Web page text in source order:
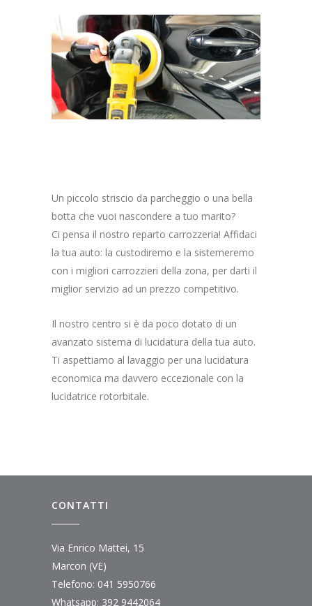
Un piccolo striscio da parcheggio o una bella
botta che vuoi nascondere a tuo marito?
Ci pensa il nostro reparto carrozzeria! Affidaci
la tua auto: la custodiremo e la sistemeremo
con i migliori carrozzieri della zona, per darti il
miglior servizio ad un prezzo competitivo.
Il nostro centro si è da poco dotato di un
avanzato sistema di lucidatura della tua auto.
Ti aspettiamo al lavaggio per una lucidatura
economica ma davvero eccezionale con la
lucidatrice rotorbitale.
CONTATTI
Via Enrico Mattei, 15
Marcon (VE)
Telefono: 041 5950766
Whatsapp: 392 9442064